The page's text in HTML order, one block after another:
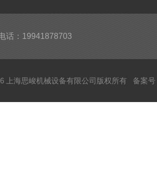
话：19941878703
上海思峻机械设备有限公司版权所有 备案号